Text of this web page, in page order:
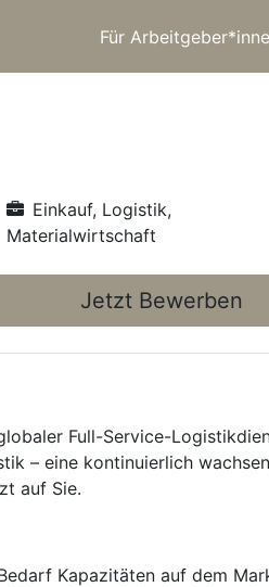
Für
Einkauf, Logistik,
Materialwirtschaft
Jetzt Bewerben
Full-Service-
– eine kontinuierlich
auf Sie.
Kapazitäten auf dem